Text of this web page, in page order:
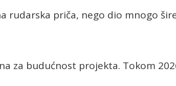
rudarska priča, nego dio mnogo
za budućnost projekta. Tokom